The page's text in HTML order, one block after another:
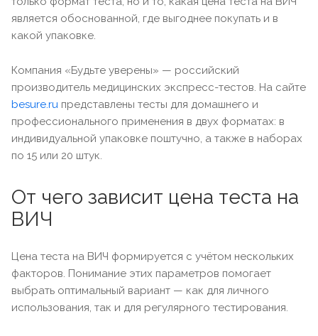
является обоснованной, где выгоднее покупать и в
какой упаковке.
Компания «Будьте уверены» — российский
производитель медицинских экспресс-тестов. На сайте
besure.ru представлены тесты для домашнего и
профессионального применения в двух форматах: в
индивидуальной упаковке поштучно, а также в наборах
по 15 или 20 штук.
От чего зависит цена теста на
ВИЧ
Цена теста на ВИЧ формируется с учётом нескольких
факторов. Понимание этих параметров помогает
выбрать оптимальный вариант — как для личного
использования, так и для регулярного тестирования.